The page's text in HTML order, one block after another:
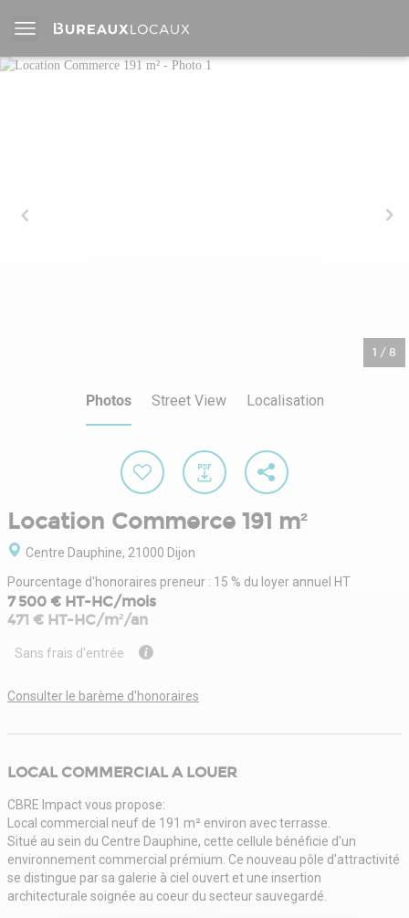
1 / 8
Photos Street View Localisation
Location Commerce 191 m²
Centre Dauphine, 21000 Dijon
Pourcentage d'honoraires preneur : 15 % du loyer annuel HT
7 500 € HT-HC/mois
471 € HT-HC/m²/an
Sans frais d'entrée
Consulter le barème d'honoraires
LOCAL COMMERCIAL A LOUER
CBRE Impact vous propose:
Local commercial neuf de 191 m² environ avec terrasse.
Situé au sein du Centre Dauphine, cette cellule bénéficie d'un
environnement commercial prémium. Ce nouveau pôle d'attractivité
se distingue par sa galerie à ciel ouvert et une insertion
architecturale soignée au coeur du secteur sauvegardé.